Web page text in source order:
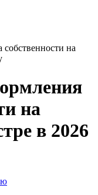
на
на
в 2026